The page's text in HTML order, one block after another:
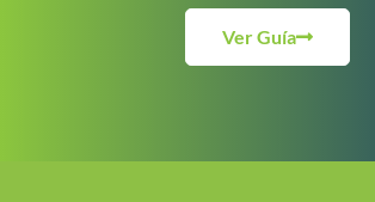
Ver Guía